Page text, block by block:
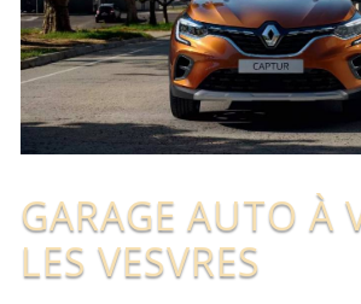
GARAGE AUTO À
LES VESVRES